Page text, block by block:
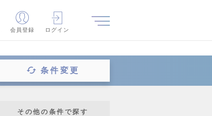
会員登録 ログイン
条件変更
その他の条件で探す